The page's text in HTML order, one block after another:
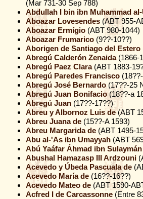
(Mar 731-30 Sep 788)
Abdullah I bin ibn Muhammad
Aboazar Lovesendes (ABT 955-
Aboazar Ermígio (ABT 980-1044)
Aboazar Frumarico (9??-10??)
Aborigen de Santiago del Estero
Abregú Calderón Zenaida(1866-
Abregú Paez Clara(ABT 1883-
Abregú Paredes Francisco
Abregú José Bernardo (17??-25
Abregú Juan Bonifacio(18??-a
Abregú Juan (17??-17??)
Abreu y Albornoz Luis de(ABT
Abreu Juana de (15??-A 1593)
Abreu Margarida de (ABT 1495-
Abu al-'As ibn Umayyah (ABT
Abú Yaáfar Áhmad ibn
Abushal Hamazasp III Ardzouni
Acevedo y Úbeda Pascuala de
Acevedo María de (16??-16??)
Acevedo Mateo de (ABT 1590-
Acfred I de Carcassonne (Entre